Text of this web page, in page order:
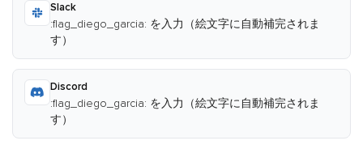
Slack
:flag_diego_garcia: を入力（絵文字に自動補完されま
す）
Discord
:flag_diego_garcia: を入力（絵文字に自動補完されま
す）